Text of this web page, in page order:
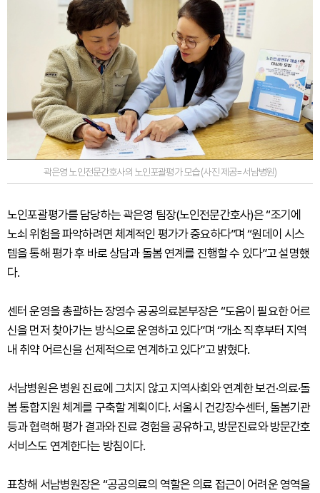
곽은영 노인전문간호사의 노인포괄평가 모습 (사진 제공=서남병원)
노인포괄평가를 담당하는 곽은영 팀장(노인전문간호사)은 “조기에
노쇠 위험을 파악하려면 체계적인 평가가 중요하다”며 “원데이 시스
템을 통해 평가 후 바로 상담과 돌봄 연계를 진행할 수 있다”고 설명했
다.
센터 운영을 총괄하는 장영수 공공의료본부장은 “도움이 필요한 어르
신을 먼저 찾아가는 방식으로 운영하고 있다”며 “개소 직후부터 지역
내 취약 어르신을 선제적으로 연계하고 있다”고 밝혔다.
서남병원은 병원 진료에 그치지 않고 지역사회와 연계한 보건·의료·돌
봄 통합지원 체계를 구축할 계획이다. 서울시 건강장수센터, 돌봄기관
등과 협력해 평가 결과와 진료 경험을 공유하고, 방문진료와 방문간호
서비스도 연계한다는 방침이다.
표창해 서남병원장은 “공공의료의 역할은 의료 접근이 어려운 영역을